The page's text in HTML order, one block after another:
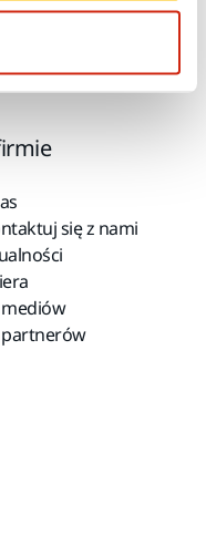
się z nami
partnerów